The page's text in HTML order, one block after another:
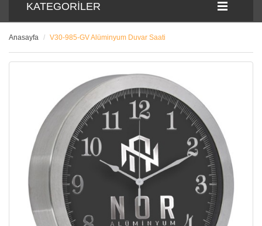
KATEGORILER
Anasayfa V30-985-GV Alüminyum Duvar Saati